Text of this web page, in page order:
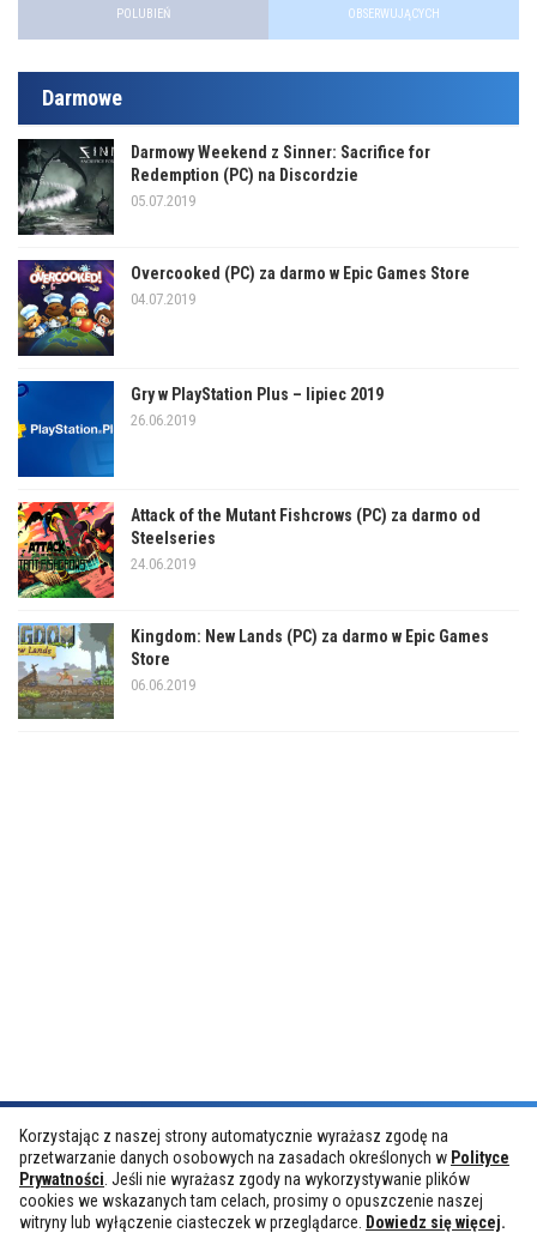
POLUBIEŃ OBSERWUJĄCYCH
Darmowe
Darmowy Weekend z Sinner: Sacrifice for
Redemption (PC) na Discordzie
05.07.2019
Overcooked (PC) za darmo w Epic Games Store
04.07.2019
Gry w PlayStation Plus – lipiec 2019
26.06.2019
Attack of the Mutant Fishcrows (PC) za darmo od
Steelseries
24.06.2019
Kingdom: New Lands (PC) za darmo w Epic Games
Store
06.06.2019
GamesHunt.pl © 2019. Wszelkie prawa zastrzeżone.
Korzystając z naszej strony automatycznie wyrażasz zgodę na
przetwarzanie danych osobowych na zasadach określonych w Polityce
Prywatności . Jeśli nie wyrażasz zgody na wykorzystywanie plików
cookies we wskazanych tam celach, prosimy o opuszczenie naszej
witryny lub wyłączenie ciasteczek w przeglądarce.
Dowiedz się więcej.